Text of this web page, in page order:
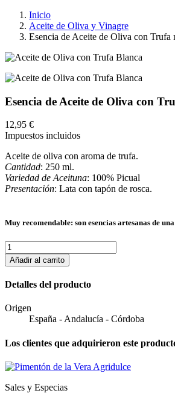
Inicio
Aceite de Oliva y Vinagre
Esencia de Aceite de Oliva con Trufa
Esencia de Aceite de Oliva con
12,95 €
Impuestos incluidos
Aceite de oliva con aroma de trufa.
Cantidad: 250 ml.
Variedad de Aceituna: 100% Picual
Presentación: Lata con tapón de rosca.
Muy recomendable: son esencias artesanas de
Añadir al carrito
Detalles del producto
Origen
España - Andalucía - Córdoba
Los clientes que adquirieron este
Sales y Especias